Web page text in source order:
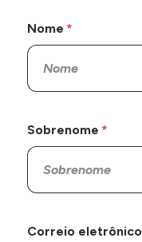
Nome
Sobrenome
Correio eletrônico